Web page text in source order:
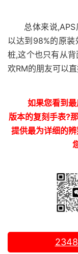
总体来说
以达到98%的原
桩,这个也只有从
欢RM的朋友可以
如果您看到
版本的复刻手表?
提供最为详细的